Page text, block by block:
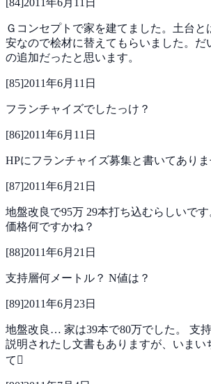
Ｇコンセプトで家を建てました。土台と
安なので桧材に替えてもらいました。だ
の追加だったと思います。
[85]2011年6月11日
フランチャイズでしたっけ？
[86]2011年6月11日
HPにフランチャイズ募集と書いてありま
[87]2011年6月21日
地盤改良で95万 29本打ち込むらしいです
価格何ですかね？
[88]2011年6月21日
支持層何メートル？ N値は？
[89]2011年6月23日
地盤改良… 家は39本で80万でした。 支
説明されたし文書もありますが、いまい
て